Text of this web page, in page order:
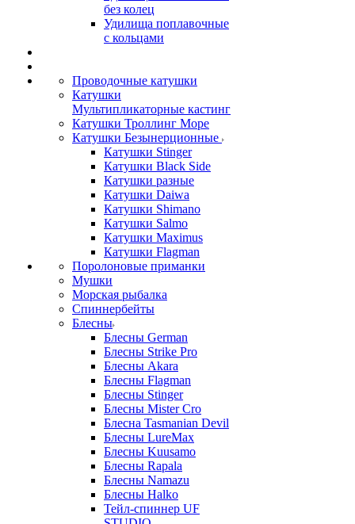
без колец
Удилища поплавочные
с кольцами
Проводочные катушки
Катушки
Мультипликаторные кастинг
Катушки Троллинг Море
Катушки Безынерционные
Катушки Stinger
Катушки Black Side
Катушки разные
Катушки Daiwa
Катушки Shimano
Катушки Salmo
Катушки Maximus
Катушки Flagman
Поролоновые приманки
Мушки
Морская рыбалка
Спиннербейты
Блесны
Блесны German
Блесны Strike Pro
Блесны Akara
Блесны Flagman
Блесны Stinger
Блесны Mister Cro
Блесна Tasmanian Devil
Блесны LureMax
Блесны Kuusamo
Блесны Rapala
Блесны Namazu
Блесны Halko
Тейл-спиннер UF